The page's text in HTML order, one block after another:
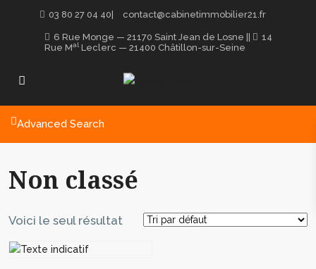
03 80 27 04 40| contact@cabinetimmobilier21.fr
6 Rue Monge — 21170 Saint Jean de Losne
14
Rue Mal Leclerc — 21400 Châtillon-sur-Seine
Advanced Search
Non classé
Voici le seul résultat